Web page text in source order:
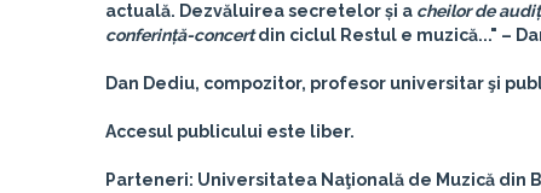
actuală. Dezvăluirea secretelor și a cheilor de
conferință-concertdin ciclul Restul e muzică..." –
Dan Dediu, compozitor, profesor universitar şi
Accesul publicului este liber.
Parteneri: Universitatea Naţională de Muzică din